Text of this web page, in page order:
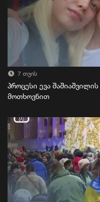
7 თვის
პროცესი ევა
მოთხოვნით